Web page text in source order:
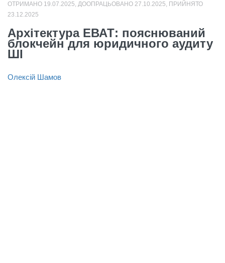
ОТРИМАНО 19.07.2025, ДООПРАЦЬОВАНО 27.10.2025, ПРИЙНЯТО
23.12.2025
Архітектура ЕВАТ: пояснюваний
блокчейн для юридичного аудиту
ШІ
Олексій Шамов